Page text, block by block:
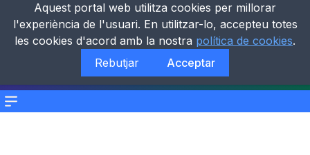
Menu
Aquest portal web utilitza cookies per millorar
l'experiència de l'usuari. En utilitzar-lo, accepteu totes
les cookies d'acord amb la nostra política de cookies.
Rebutjar
Acceptar